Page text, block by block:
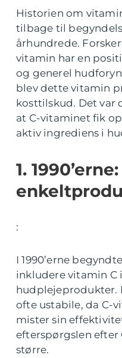
Historien om
tilbage til
århundrede.
vitamin har en
og generel
blev dette vitamin
kosttilskud. Det var
at C-vitaminet fik
aktiv ingrediens i
1.
:
I 1990’erne
inkludere vitamin C
hudplejeprodukter.
ofte ustabile, da C-
mister sin
efterspørgslen
større.